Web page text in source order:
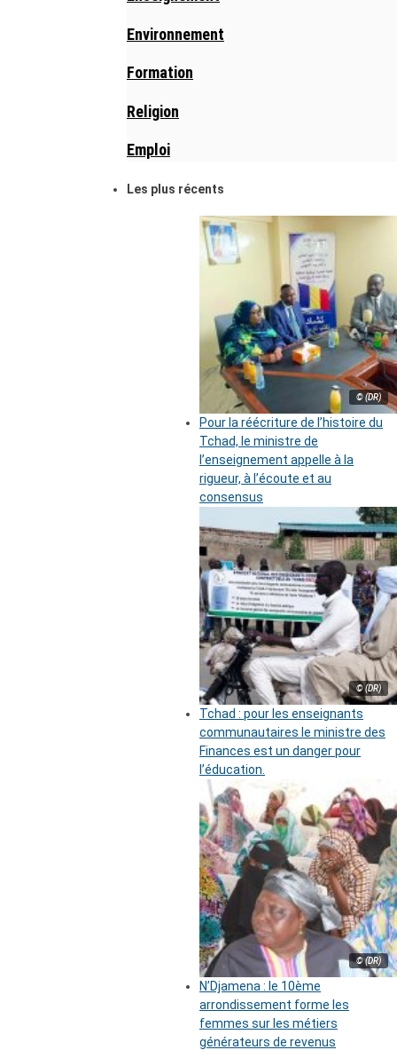
Environnement
Formation
Religion
Emploi
Les plus récents
© (DR)
Pour la réécriture de l’histoire du
Tchad, le ministre de
l’enseignement appelle à la
rigueur, à l’écoute et au
consensus
© (DR)
Tchad : pour les enseignants
communautaires le ministre des
Finances est un danger pour
l’éducation.
© (DR)
N’Djamena : le 10ème
arrondissement forme les
femmes sur les métiers
générateurs de revenus